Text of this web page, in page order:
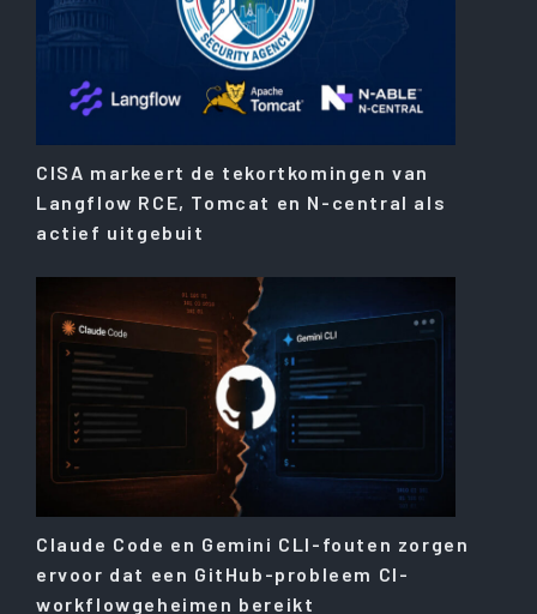
CISA markeert de tekortkomingen van
Langflow RCE, Tomcat en N-central als
actief uitgebuit
Claude Code en Gemini CLI-fouten zorgen
ervoor dat een GitHub-probleem CI-
workflowgeheimen bereikt